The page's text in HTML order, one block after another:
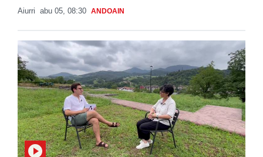
Aiurri abu 05, 08:30 ANDOAIN